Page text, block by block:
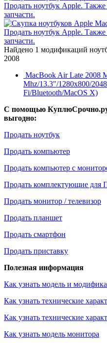
Найдено 1 модификаций
2008
MacBook Air Late 2008
Mhz/13.3"/1280x800/
Fi/Bluetooth/MacOS X)
С помощью
выгодно:
Продать ноутбук
Продать компьютер
Продать компьютер с
Продать комплектующие для
Продать монитор / телевизор
Продать планшет
Продать смартфон
Продать приставку
Полезная информация
Как узнать модель и
Как узнать технические
Как узнать технические
Как узнать модель монитора